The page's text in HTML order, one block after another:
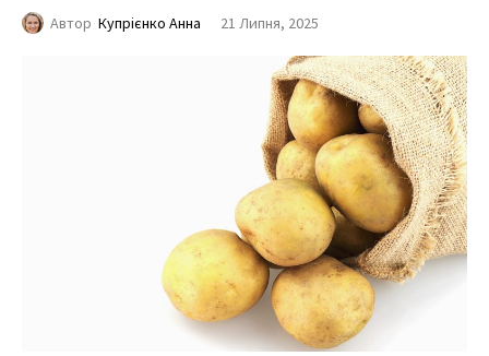
Автор Купрієнко Анна 21 Липня, 2025